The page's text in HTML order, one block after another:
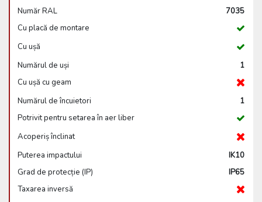
Număr RAL
7035
Cu placă de montare
Cu ușă
Numărul de uși
1
Cu ușă cu geam
Numărul de încuietori
1
Potrivit pentru setarea în aer liber
Acoperiș înclinat
Puterea impactului
IK10
Grad de protecție (IP)
IP65
Taxarea inversă